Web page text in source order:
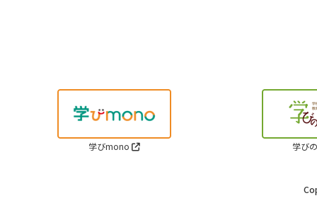
学びmono 学び